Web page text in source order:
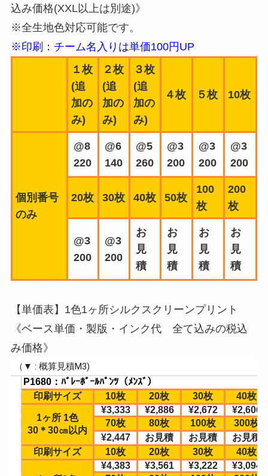
込み価格(XXL以上は別途)》
※全生地色対応可能です。
※印刷：チーム名入りは単価100円UP
１枚
(追
加の
み)
２枚
(追
加の
み)
３枚
(追
加の
み)
４枚 ５枚 10枚
個別番号
のみ
@8
220
@6
140
@5
260
@3
200
@3
200
@3
200
20枚 30枚 40枚 50枚
100
枚
200
枚
@3
200
@3
200
お
見
積
お
見
積
お
見
積
お
見
積
【単価表】1色1ヶ所シルクスクリーンプリント
《ベース単価・製版・インク代 全て込みの税込
み価格》